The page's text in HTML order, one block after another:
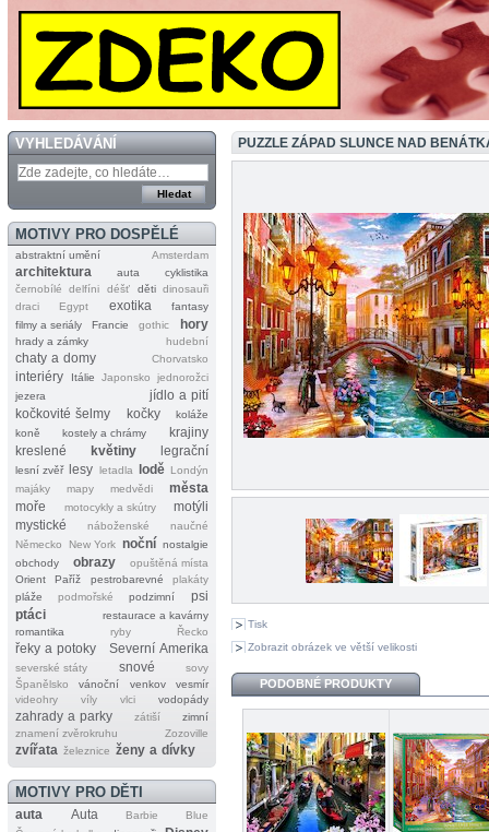
VYHLEDÁVÁNÍ
MOTIVY PRO DOSPĚLÉ
abstraktní umění Amsterdam
architektura auta
cyklistika
černobílé
delfíni déšť děti dinosauři
draci
Egypt exotika
fantasy
filmy a seriály
Francie gothic hory
hrady a zámky hudební
chaty a domy Chorvatsko
interiéry Itálie Japonsko
jednorožci
jezera
jídlo a pití
kočkovité šelmy
kočky
koláže
koně
kostely a chrámy
krajiny
kreslené
květiny legrační
lesní zvěř lesy letadla lodě Londýn
majáky
mapy medvědi
města
moře
motocykly a skútry
motýli
mystické
náboženské
naučné
Německo
New York noční nostalgie
obchody
obrazy
opuštěná místa
Orient
Paříž pestrobarevné
plakáty
pláže
podmořské podzimní
psi
ptáci
restaurace a kavárny
romantika
ryby Řecko
řeky a potoky Severní Amerika
severské státy snové
sovy
Španělsko
vánoční venkov
vesmír
videohry
víly vlci vodopády
zahrady a parky zátiší
zimní
znamení zvěrokruhu
Zozoville
zvířata železnice ženy a dívky
MOTIVY PRO DĚTI
auta Auta Barbie
Blue
PUZZLE ZÁPAD SLUNCE NAD
Tisk
Zobrazit obrázek ve větší velikosti
PODOBNÉ PRODUKTY